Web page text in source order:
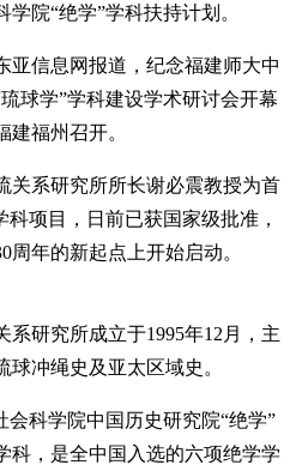
院“绝学”学科扶持计划。
亚信息网报道，纪念福建师大中
球学”学科建设学术研讨会开幕
建福州召开。
关系研究所所长谢必震教授为首
科项目，日前已获国家级批准，
年的新起点上开始启动。
研究所成立于1995年12月，主
冲绳史及亚太区域史。
会科学院中国历史研究院“绝学”
科，是全中国入选的六项绝学学